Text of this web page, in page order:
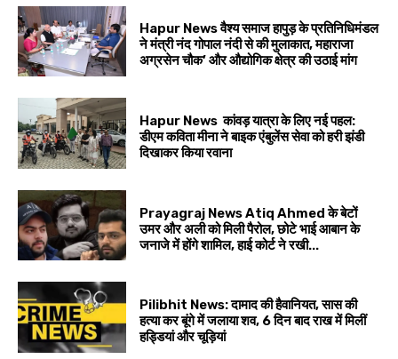
Hapur News वैश्य समाज हापुड़ के प्रतिनिधिमंडल
ने मंत्री नंद गोपाल नंदी से की मुलाकात, महाराजा
अग्रसेन चौक’ और औद्योगिक क्षेत्र की उठाई मांग
Hapur News कांवड़ यात्रा के लिए नई पहल:
डीएम कविता मीना ने बाइक एंबुलेंस सेवा को हरी झंडी
दिखाकर किया रवाना
Prayagraj News Atiq Ahmed के बेटों
उमर और अली को मिली पैरोल, छोटे भाई आबान के
जनाजे में होंगे शामिल, हाई कोर्ट ने रखी...
Pilibhit News: दामाद की हैवानियत, सास की
हत्या कर बूंगे में जलाया शव, 6 दिन बाद राख में मिलीं
हड्डियां और चूड़ियां